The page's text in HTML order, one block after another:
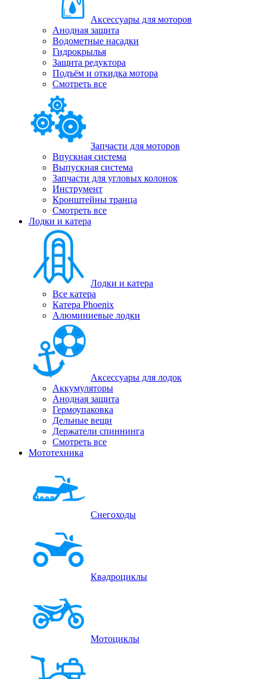
Аксессуары для моторов
Анодная защита
Водометные насадки
Гидрокрылья
Защита редуктора
Подъём и откидка мотора
Смотреть все
Запчасти для моторов
Впускная система
Выпускная система
Запчасти для угловых колонок
Инструмент
Кронштейны транца
Смотреть все
Лодки и катера
Лодки и катера
Все катера
Катера Phoenix
Алюминиевые лодки
Аксессуары для лодок
Аккумуляторы
Анодная защита
Гермоупаковка
Дельные вещи
Держатели спиннинга
Смотреть все
Мототехника
Снегоходы
Квадроциклы
Мотоциклы